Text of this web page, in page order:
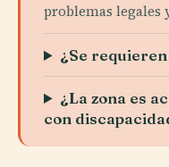
problemas legales
¿Se
¿La zona es
con